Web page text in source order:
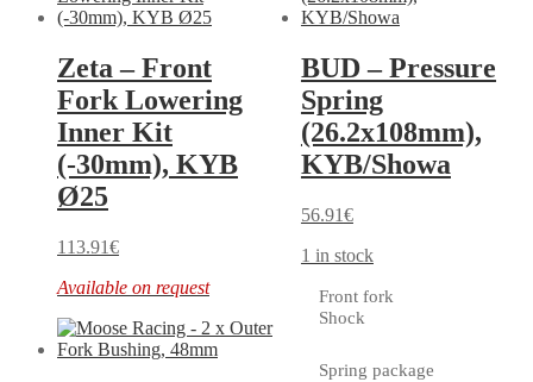
Zeta – Front
Fork Lowering
Inner Kit
(-30mm), KYB
Ø25
113.91€
Available on request
BUD – Pressure
Spring
(26.2x108mm),
KYB/Showa
56.91€
1 in stock
Front fork
Shock
Spring package